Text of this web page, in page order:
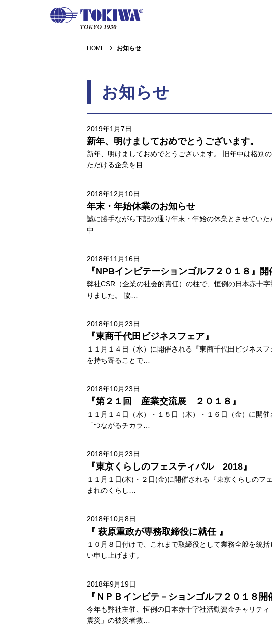
HOME お知らせ
お知らせ
2019年1月7日
新年、明けましておめでとうございます。
新年、明けましておめでとうございます。 旧年中は格別
ただける企業を目…
2018年12月10日
年末・年始休業のお知らせ
誠に勝手ながら下記の通り年末・年始の休業とさせてい
中…
2018年11月16日
『NPBインビテーションゴルフ２０１８』開
弊社CSR（企業の社会的責任）の柱で、恒例の日本赤十
りました。 協…
2018年10月23日
『東商千代田ビジネスフェア』
１１月１４日（水）に開催される『東商千代田ビジネス
を持ち寄ることで…
2018年10月23日
『第２１回 産業交流展 ２０１８』
１１月１４日（水）・１５日（木）・１６日（金）に開
「つながるチカラ…
2018年10月23日
『東京くらしのフェスティバル 2018』
１１月１日(木)・２日(金)に開催される『東京くらしのフ
まれのくらし…
2018年10月8日
『 萩原重政が専務取締役に就任 』
１０月８日付けで、これまで取締役として業務全般を統
い申し上げます。
2018年9月19日
『ＮＰＢインビテ－ションゴルフ２０１８開
今年も弊社主催、恒例の日本赤十字社活動資金チャリテ
震災」の被災者救…